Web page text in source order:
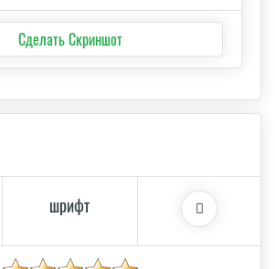
Сделать Скриншот
шрифт